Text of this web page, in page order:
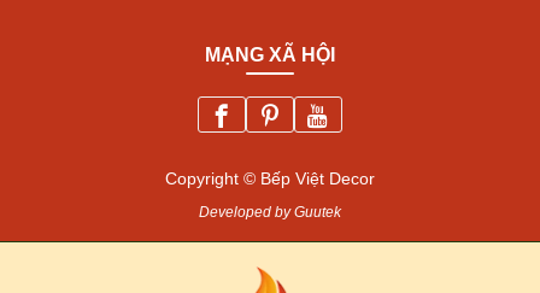
MẠNG XÃ HỘI
Copyright © Bếp Việt Decor
Developed by Guutek